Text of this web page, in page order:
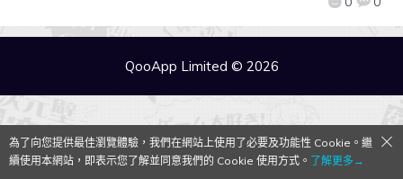
QooApp Limited © 2026
為了向您提供最佳瀏覽體驗，我們在網站上使用了必要及功能性 Cookie。繼
續使用本網站，即表示您了解並同意我們的 Cookie 使用方式。 了解更多→